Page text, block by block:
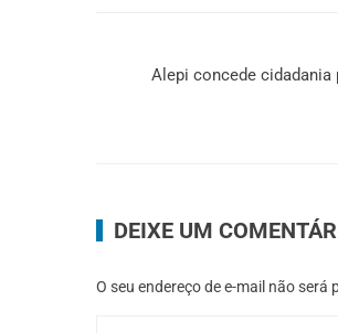
Alepi concede cidadania
DEIXE UM
O seu endereço de e-mail não será